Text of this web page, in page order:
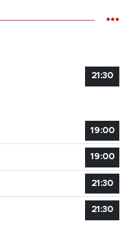
21:30
19:00
19:00
21:30
21:30